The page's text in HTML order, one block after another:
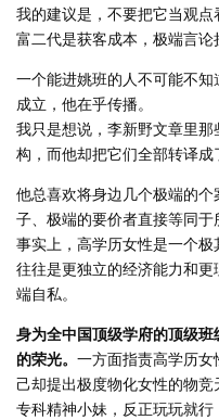
我的建议是，不要把它当观点
富二代是获客成本，极端言论
一个能进姚班的人不可能不
成立，他在乎传播。
我只是想说，李新野文章里
构，而他却把它们全部转译成
他总喜欢将身边几个极端的
子、极端的要价者直接等同于
事实上，高学历女性是一个
往往是更独立的经济能力和
端自私。
身为全中国顶级学府的顶级
的荣光。 一方面指责高学历
己却提出极度物化女性的物
专科精神小妹，反正玩玩就